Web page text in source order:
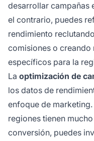
desarrollar campañas
el contrario, puedes
rendimiento
comisiones o
específicos para la
La optimización de
los datos de
enfoque de
regiones tienen
conversión, puedes